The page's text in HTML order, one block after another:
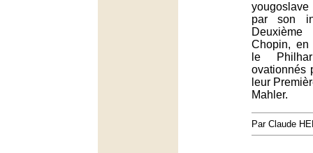
par son
Chopin, en
le
ovationnés
leur
Mahler.
Par Claude